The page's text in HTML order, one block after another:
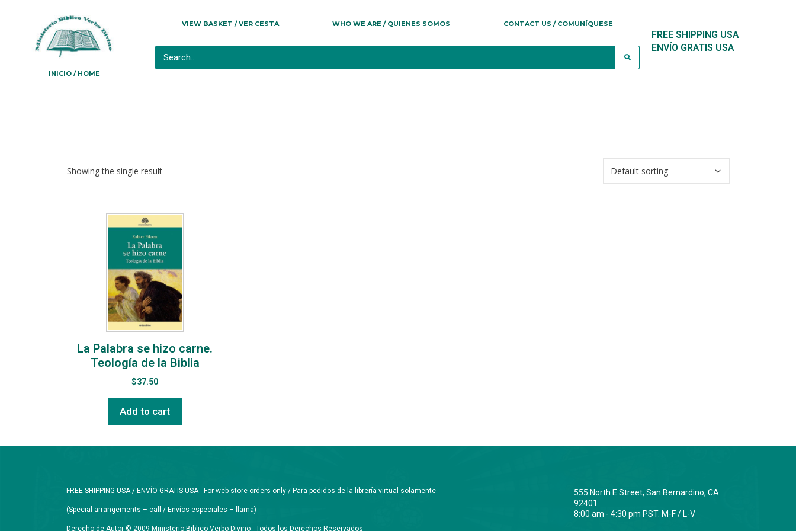
INICIO / HOME
VIEW BASKET / VER CESTA WHO WE ARE / QUIENES SOMOS CONTACT US / COMUNÍQUESE
FREE SHIPPING USA
ENVÍO GRATIS USA
Showing the single result
La Palabra se hizo carne.
Teología de la Biblia
$37.50
Add to cart
FREE SHIPPING USA / ENVÍO GRATIS USA - For web-store orders only / Para pedidos de la librería virtual solamente
(Special arrangements – call / Envíos especiales – llama)
Derecho de Autor © 2009 Ministerio Biblico Verbo Divino - Todos los Derechos Reservados
555 North E Street, San Bernardino, CA
92401
8:00 am - 4:30 pm PST. M-F / L-V